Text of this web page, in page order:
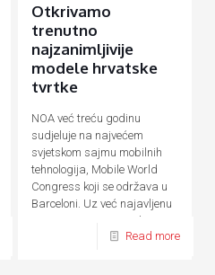
Otkrivamo
trenutno
najzanimljivije
modele hrvatske
tvrtke
NOA već treću godinu
sudjeluje na najvećem
svjetskom sajmu mobilnih
tehnologija, Mobile World
Congress koji se održava u
Barceloni. Uz već najavljenu
novu F seriju pametnih
uređaja temeljenu na AI[…]
Read more